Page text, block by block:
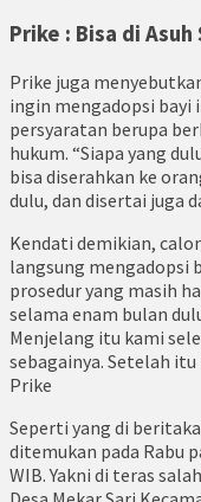
Prike : Bisa di Asuh
Prike juga
ingin mengadopsi bayi
persyaratan berupa
hukum. “Siapa yang
bisa diserahkan ke
dulu, dan disertai juga
Kendati demikian,
langsung mengadopsi
prosedur yang masih
selama enam bulan
Menjelang itu kami
sebagainya. Setelah itu
Prike
Seperti yang di
ditemukan pada Rabu
WIB. Yakni di teras